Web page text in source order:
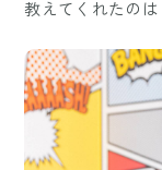
教えてくれたのは